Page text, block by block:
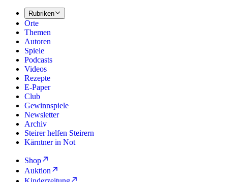
Rubriken
Orte
Themen
Autoren
Spiele
Podcasts
Videos
Rezepte
E-Paper
Club
Gewinnspiele
Newsletter
Archiv
Steirer helfen Steirern
Kärntner in Not
Shop
Auktion